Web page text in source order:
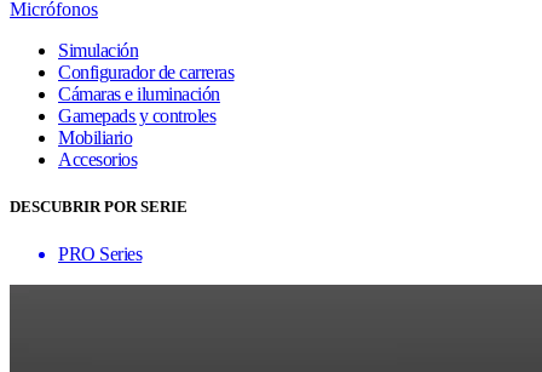
Micrófonos
Simulación
Configurador de carreras
Cámaras e iluminación
Gamepads y controles
Mobiliario
Accesorios
DESCUBRIR POR SERIE
PRO Series